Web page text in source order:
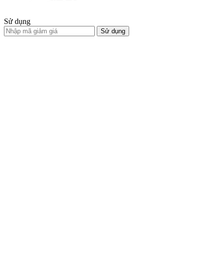
Sử dụng
Sử dụng